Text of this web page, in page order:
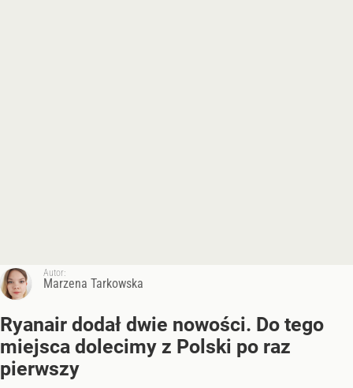
Autor:
Marzena Tarkowska
Ryanair dodał dwie nowości. Do tego
miejsca dolecimy z Polski po raz
pierwszy